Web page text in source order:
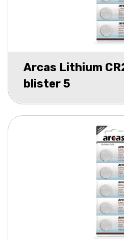
Arcas Lithium
blister 5